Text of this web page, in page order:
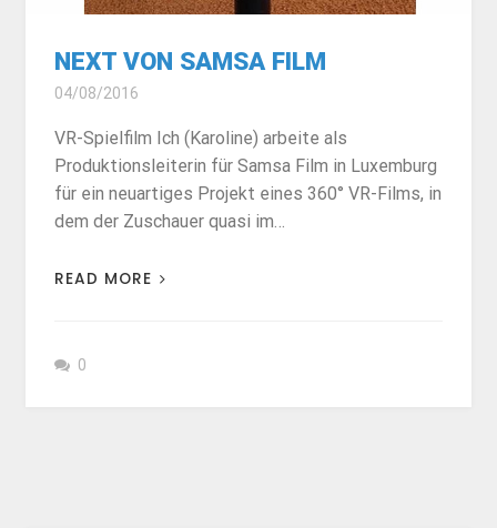
NEXT VON SAMSA FILM
04/08/2016
VR-Spielfilm Ich (Karoline) arbeite als
Produktionsleiterin für Samsa Film in Luxemburg
für ein neuartiges Projekt eines 360° VR-Films, in
dem der Zuschauer quasi im…
READ MORE
0